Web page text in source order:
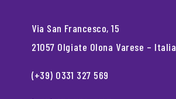
Via San Francesco, 15
21057 Olgiate Olona Varese – Italia
(+39) 0331 327 569